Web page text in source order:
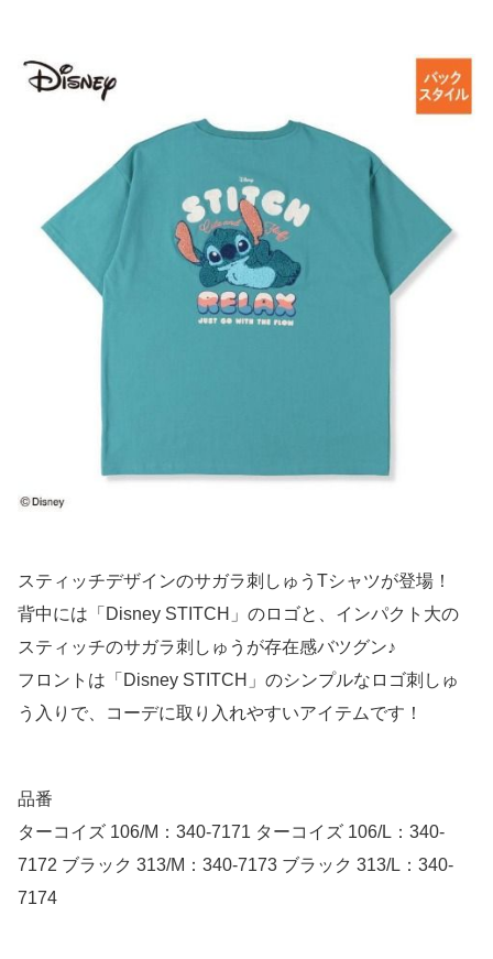
スティッチデザインのサガラ刺しゅうTシャツが登場！
背中には「Disney STITCH」のロゴと、インパクト大の
スティッチのサガラ刺しゅうが存在感バツグン♪
フロントは「Disney STITCH」のシンプルなロゴ刺しゅ
う入りで、コーデに取り入れやすいアイテムです！
品番
ターコイズ 106/M：340-7171 ターコイズ 106/L：340-
7172 ブラック 313/M：340-7173 ブラック 313/L：340-
7174